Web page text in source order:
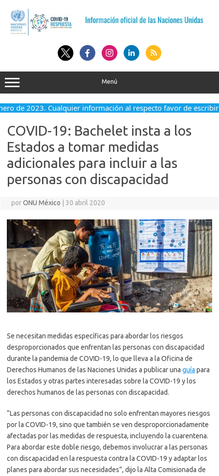
contenido
Menú
de 2023. Cualquier información al respecto favor de escribir
COVID-19: Bachelet insta a los
Estados a tomar medidas
adicionales para incluir a las
personas con discapacidad
porONU México 30 abril 2020
Se necesitan medidas específicas para abordar los riesgos
desproporcionados que enfrentan las personas con discapacidad
durante la pandemia de COVID-19, lo que lleva a la Oficina de
Derechos Humanos de las Naciones Unidas a publicar una guía para
los Estados y otras partes interesadas sobre la COVID-19 y los
derechos humanos de las personas con discapacidad.
“Las personas con discapacidad no solo enfrentan mayores riesgos
por la COVID-19, sino que también se ven desproporcionadamente
afectadas por las medidas de respuesta, incluyendo la cuarentena.
Para abordar este doble riesgo, debemos involucrar a las personas
con discapacidad en la respuesta contra la COVID-19 y adaptar los
planes para abordar sus necesidades”, dijo la Alta Comisionada de